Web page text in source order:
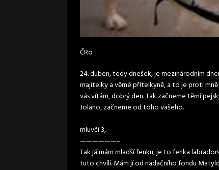
ČRo
24. duben, tedy dnešek, je mezinárodním
majitelky a věrné přítelkyně, a to je proti
vás vítám, dobrý den. Tak začneme těmi
Jolano, začneme od toho vašeho.
mluvčí 3,
——————–
Tak já mám mladší fenku, je to fenka
tuto chvíli. Mám jí od nadačního fondu